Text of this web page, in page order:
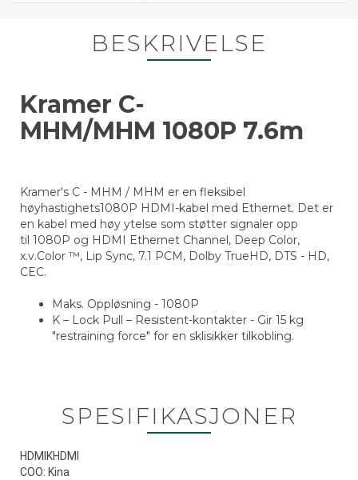
BESKRIVELSE
Kramer C-
MHM/MHM 1080P 7.6m
Kramer's C - MHM / MHM er en fleksibel
høyhastighets1080P HDMI-kabel med Ethernet. Det er
en kabel med høy ytelse som støtter signaler opp
til 1080P og HDMI Ethernet Channel, Deep Color,
x.v.Color ™, Lip Sync, 7.1 PCM, Dolby TrueHD, DTS - HD,
CEC.
Maks. Oppløsning - 1080P
K – Lock Pull – Resistent-kontakter - Gir 15 kg
"restraining force" for en sklisikker tilkobling.
SPESIFIKASJONER
HDMIKHDMI
COO: Kina